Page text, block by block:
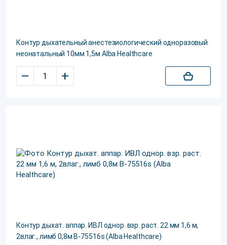
Контур дыхательный анестезиологический одноразовый
неонатальный 10мм 1,5м Alba Healthcare
– +
Контур дыхат. аппар. ИВЛ однор. взр. раст. 22 мм 1,6 м,
2влаг., лимб 0,8м В-75516s (Alba Healthcare)